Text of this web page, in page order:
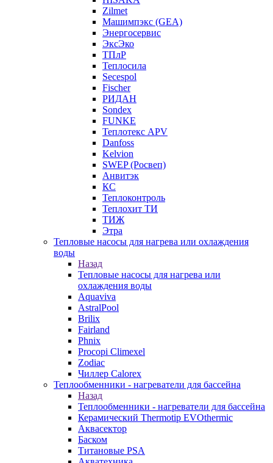
Zilmet
Машимпэкс (GEA)
Энергосервис
ЭксЭко
ТПлР
Теплосила
Secespol
Fischer
РИДАН
Sondex
FUNKE
Теплотекс APV
Danfoss
Kelvion
SWEP (Росвеп)
Анвитэк
КС
Теплоконтроль
Теплохит ТИ
ТИЖ
Этра
Тепловые насосы для нагрева или охлаждения
воды
Назад
Тепловые насосы для нагрева или
охлаждения воды
Aquaviva
AstralPool
Brilix
Fairland
Phnix
Procopi Climexel
Zodiac
Чиллер Calorex
Теплообменники - нагреватели для бассейна
Назад
Теплообменники - нагреватели для бассейна
Керамический Thermotip EVOthermic
Аквасектор
Баском
Титановые PSA